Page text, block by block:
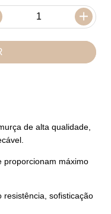
de alta qualidade,
proporcionam máximo
resistência, sofisticação